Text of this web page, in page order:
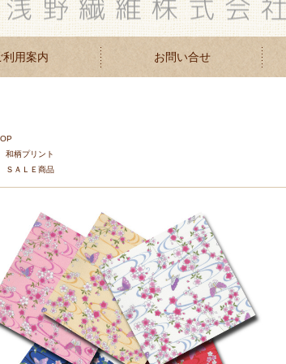
利用案内 お問い合せ
和柄プリント
ＳＡＬＥ商品